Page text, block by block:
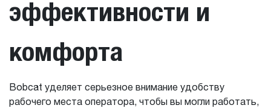
эффективности и
комфорта
Bobcat уделяет серьезное внимание удобству
рабочего места оператора, чтобы вы могли работать,